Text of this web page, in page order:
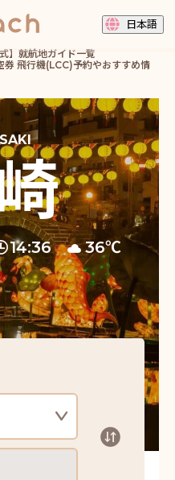
日本語
】就航地ガイド一覧
券 飛行機(LCC)予約やおすすめ情
14:36 36℃